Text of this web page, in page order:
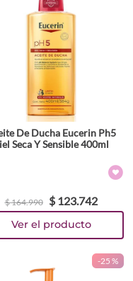
De Ducha Eucerin Ph5
Seca Y Sensible 400ml
$164.990 $ 123.742
-25 %